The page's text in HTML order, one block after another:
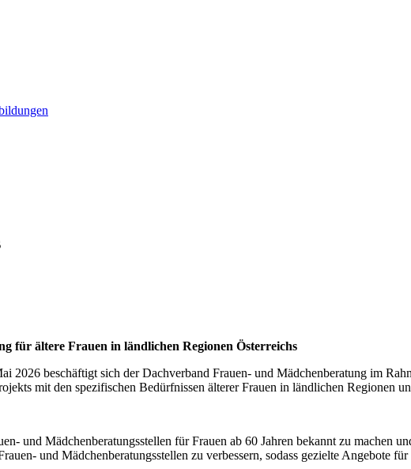
für ältere Frauen in ländlichen Regionen Österreichs
2026 beschäftigt sich der Dachverband Frauen- und Mädchenberatung im
mit den spezifischen Bedürfnissen älterer Frauen in ländlichen Regionen
und Mädchenberatungsstellen für Frauen ab 60 Jahren bekannt zu machen
und Mädchenberatungsstellen zu verbessern, sodass gezielte Angebote